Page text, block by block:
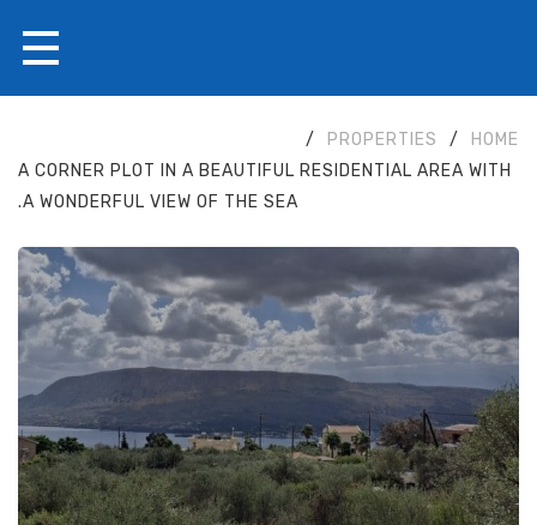
HOME
/
PROPERTIES
/
A CORNER PLOT IN A BEAUTIFUL RESIDENTIAL AREA WITH
A WONDERFUL VIEW OF THE SEA.